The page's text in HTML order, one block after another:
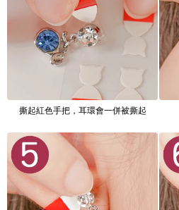
撕起紅色手把，耳環會一併被撕起